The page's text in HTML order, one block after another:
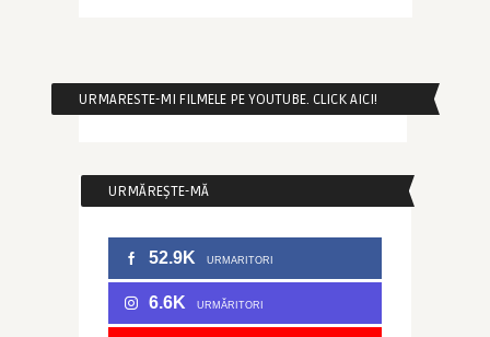
URMARESTE-MI FILMELE PE YOUTUBE. CLICK AICI!
URMĂREȘTE-MĂ
52.9K URMARITORI
6.6K URMĂRITORI